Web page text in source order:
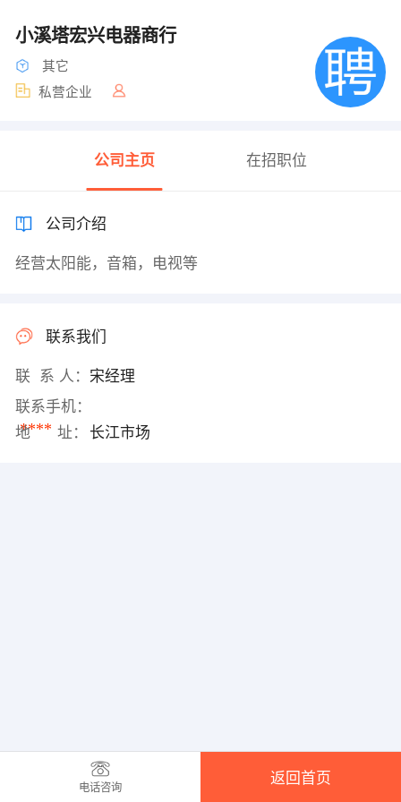
小溪塔宏兴电器商行
其它
私营企业
公司主页 在招职位
公司介绍
经营太阳能，音箱，电视等
联系我们
联 系 人： 宋经理
联系手机：
****
地 址： 长江市场
电话咨询
返回首页